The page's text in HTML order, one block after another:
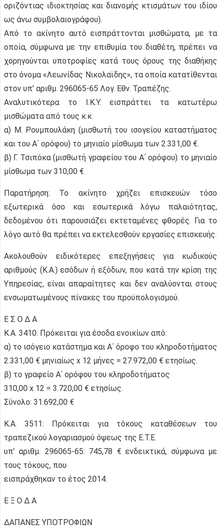
οριζόντιας ιδιοκτησίας και διανομής κτισμάτων του ιδίου
ως άνω συμβολαιογράφου).
Από το ακίνητο αυτό εισπράττονται μισθώματα, με τα
οποία, σύμφωνα με την επιθυμία του διαθέτη, πρέπει να
χορηγούνται υποτροφίες κατά τους όρους της διαθήκης
στο όνομα «Λεωνίδας Νικολαϊδης», τα οποία κατατίθενται
στον υπ’ αριθμ. 296065-65 Λογ. Εθν. Τραπέζης.
Αναλυτικότερα το Ι.Κ.Υ. εισπράττει τα κατωτέρω
μισθώματα από τους κ.κ.
α) Μ. Ρουμπουλάκη (μισθωτή του ισογείου καταστήματος
και του Α΄ ορόφου) το μηνιαίο μίσθωμα των 2.331,00 €.
β) Γ. Τσιπόκα (μισθωτή γραφείου του Α΄ ορόφου) το μηνιαίο
μίσθωμα των 310,00 €
Παρατήρηση: To ακίνητο χρήζει επισκευών τόσο
εξωτερικά όσο και εσωτερικά λόγω παλαιότητας,
δεδομένου ότι παρουσιάζει εκτεταμένες φθορές. Για το
λόγο αυτό θα πρέπει να εκτελεσθούν εργασίες επισκευής.
Ακολουθούν ειδικότερες επεξηγήσεις για κωδικούς
αριθμούς (Κ.Α.) εσόδων ή εξόδων, που κατά την κρίση της
Υπηρεσίας, είναι απαραίτητες και δεν αναλύονται στους
ενσωματωμένους πίνακες του προϋπολογισμού.
Ε Σ Ο Δ Α
Κ.Α. 3410: Πρόκειται για έσοδα ενοικίων από:
α) το ισόγειο κατάστημα και Α΄ όροφο του κληροδοτήματος
2.331,00 € μηνιαίως x 12 μήνες = 27.972,00 € ετησίως.
β) το γραφείο Α΄ ορόφου του κληροδοτήματος
310,00 x 12 = 3.720,00 € ετησίως.
Σύνολο: 31.692,00 €
Κ.Α. 3511: Πρόκειται για τόκους καταθέσεων του
τραπεζικού λογαριασμού όψεως της Ε.Τ.Ε.
υπ’ αριθμ. 296065-65: 745,78 € ενδεικτικά, σύμφωνα με
τους τόκους, που
εισπράχθηκαν το έτος 2014.
Ε Ξ Ο Δ Α
ΔΑΠΑΝΕΣ ΥΠΟΤΡΟΦΙΩΝ